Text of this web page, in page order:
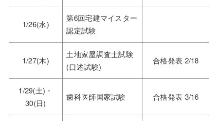
1/26(水)
第6回宅建マイスター
認定試験
1/27(木)
土地家屋調査士試験
(口述試験)
合格発表 2/18
1/29(土)・
30(日)
歯科医師国家試験 合格発表 3/16